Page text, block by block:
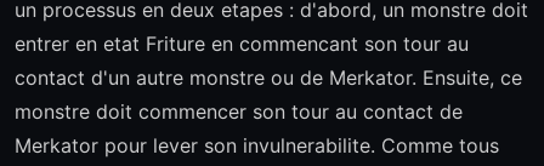
un processus en deux etapes : d'abord, un monstre doit
entrer en etat Friture en commencant son tour au
contact d'un autre monstre ou de Merkator. Ensuite, ce
monstre doit commencer son tour au contact de
Merkator pour lever son invulnerabilite. Comme tous